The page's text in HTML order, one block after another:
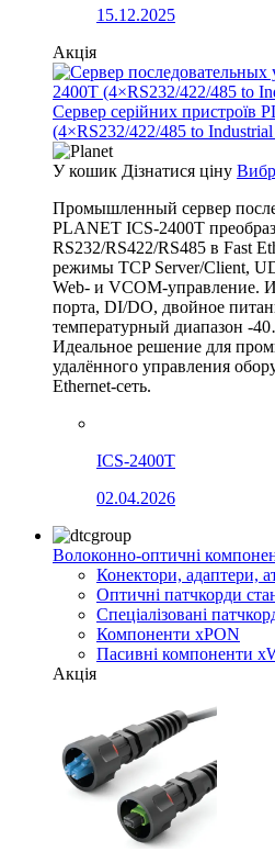
15.12.2025
Акція
Сервер серійних пристроїв
(4×RS232/422/485 to
У кошик Дізнатися ціну
Промышленный сервер
PLANET ICS-2400T
RS232/RS422/RS485 в Fast
режимы TCP Server/Client,
Web- и VCOM-управление.
порта, DI/DO, двойное
температурный диапазон -
Идеальное решение для
удалённого управления
Ethernet-сеть.
ICS-2400T
02.04.2026
Волоконно-оптичні
Конектори, адаптери,
Оптичні патчкорди
Спеціалізовані
Компоненти xPON
Пасивні компоненти
Акція